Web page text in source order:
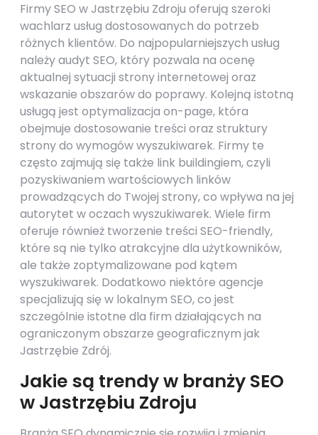
Firmy SEO w Jastrzębiu Zdroju oferują szeroki
wachlarz usług dostosowanych do potrzeb
różnych klientów. Do najpopularniejszych usług
należy audyt SEO, który pozwala na ocenę
aktualnej sytuacji strony internetowej oraz
wskazanie obszarów do poprawy. Kolejną istotną
usługą jest optymalizacja on-page, która
obejmuje dostosowanie treści oraz struktury
strony do wymogów wyszukiwarek. Firmy te
często zajmują się także link buildingiem, czyli
pozyskiwaniem wartościowych linków
prowadzących do Twojej strony, co wpływa na jej
autorytet w oczach wyszukiwarek. Wiele firm
oferuje również tworzenie treści SEO-friendly,
które są nie tylko atrakcyjne dla użytkowników,
ale także zoptymalizowane pod kątem
wyszukiwarek. Dodatkowo niektóre agencje
specjalizują się w lokalnym SEO, co jest
szczególnie istotne dla firm działających na
ograniczonym obszarze geograficznym jak
Jastrzębie Zdrój.
Jakie są trendy w branży SEO
w Jastrzębiu Zdroju